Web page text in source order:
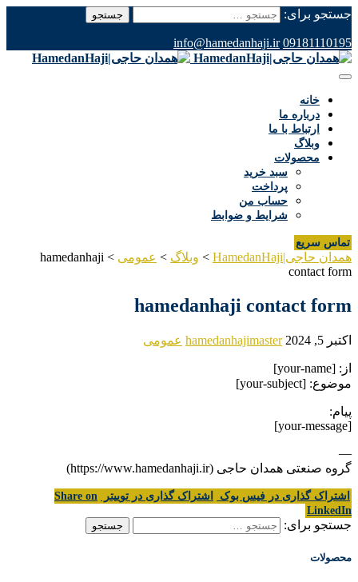
جستجو برای:
09181110195
info@hamedanhaji.ir
خانه
درباره ما
ارتباط با ما
وبلاگ
محصولات
سبد خرید
پرداخت
حساب من
شرایط و ضوابط
تماس سریع
همدان حاجی|HamedanHaji > وبلاگ > عمومی >
hamedanhaji
contact form
hamedanhaji contact form
اکتبر 5, 2024 hamedanhajimaster عمومی
از: [your-name]
موضوع: [your-subject]
پیام:
[your-message]
—
گروه صنعتی همدان حاجی (https://www.hamedanhaji.ir)
اشتراک گذاری در فیس بوک اشتراک گذاری در توییتر
Share on
LinkedIn
جستجو برای:
محصولات